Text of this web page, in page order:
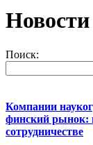
Новости
Поиск:
Компании
финский рынок:
сотрудничестве